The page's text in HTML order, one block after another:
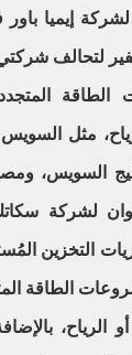
لتحالف
السويس،
لشركة
الرياح،